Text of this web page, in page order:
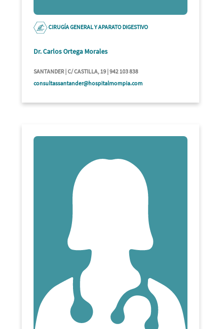
CIRUGÍA GENERAL Y APARATO DIGESTIVO
Dr. Carlos Ortega Morales
SANTANDER | C/ CASTILLA, 19 | 942 103 838
consultassantander@hospitalmompia.com